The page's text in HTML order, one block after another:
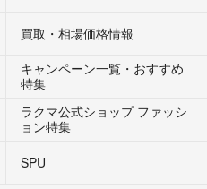
買取・相場価格情報
キャンペーン一覧・おすすめ
特集
ラクマ公式ショップ ファッシ
ョン特集
SPU